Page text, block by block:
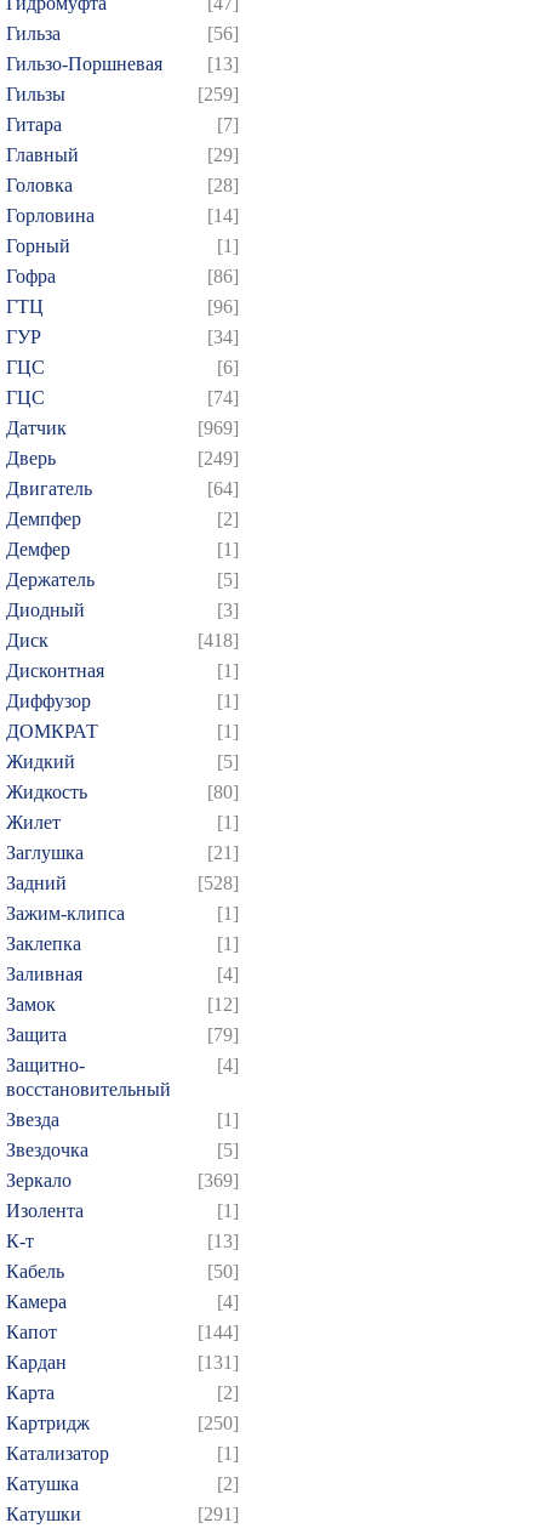
Гильза
[56]
Гильзо-Поршневая
[13]
Гильзы
[259]
Гитара
[7]
Главный
[29]
Головка
[28]
Горловина
[14]
Горный
[1]
Гофра
[86]
ГТЦ
[96]
ГУР
[34]
ГЦC
[6]
ГЦС
[74]
Датчик
[969]
Дверь
[249]
Двигатель
[64]
Демпфер
[2]
Демфер
[1]
Держатель
[5]
Диодный
[3]
Диск
[418]
Дисконтная
[1]
Диффузор
[1]
ДОМКРАТ
[1]
Жидкий
[5]
Жидкость
[80]
Жилет
[1]
Заглушка
[21]
Задний
[528]
Зажим-клипса
[1]
Заклепка
[1]
Заливная
[4]
Замок
[12]
Защита
[79]
Защитно-
восстановительный
[4]
Звезда
[1]
Звездочка
[5]
Зеркало
[369]
Изолента
[1]
К-т
[13]
Кабель
[50]
Камера
[4]
Капот
[144]
Кардан
[131]
Карта
[2]
Картридж
[250]
Катализатор
[1]
Катушка
[2]
Катушки
[291]